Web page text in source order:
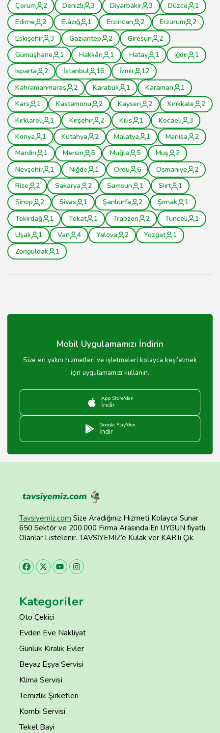
Çorum 2 Denizli 3 Diyarbakır 3 Düzce
1
Edirne
2 Elâzığ 1 Erzincan 2 Erzurum
2
Eskişehir
3 Gaziantep 2 Giresun
2
Gümüşhane
1 Hakkâri 1 Hatay 1 Iğdır
1
Isparta
2 İstanbul 16 İzmir
12
Kahramanmaraş
2 Karabük 1 Karaman
1
Kars
1 Kastamonu 2 Kayseri 2 Kırıkkale
2
Kırklareli
1 Kırşehir 2 Kilis 1 Kocaeli
3
Konya
1 Kütahya 2 Malatya 1 Manisa
2
Mardin
1 Mersin 5 Muğla 5 Muş
2
Nevşehir
1 Niğde 1 Ordu 6 Osmaniye
2
Rize
2 Sakarya 2 Samsun 1 Siirt
1
Sinop
2 Sivas 1 Şanlıurfa 2 Şırnak
1
Tekirdağ
1 Tokat 1 Trabzon 2 Tunceli
1
Uşak
1 Van 4 Yalova 2 Yozgat
1
Zonguldak
1
Mobil Uygulamamızı İndirin
Size en yakın hizmetleri ve işletmeleri kolayca keşfetmek
için uygulamamızı kullanın.
App Store'dan
İndir
Google Play'den
İndir
Tavsiyemiz.com Size Aradığınız Hizmeti Kolayca Sunar
650 Sektör ve 200.000 Firma Arasında En UYGUN fiyatlı
Olanlar Listelenir. TAVSİYEMİZ’e Kulak ver KAR’lı Çık.
Kategoriler
Oto Çekici
Evden Eve Nakliyat
Günlük Kiralık Evler
Beyaz Eşya Servisi
Klima Servisi
Temizlik Şirketleri
Kombi Servisi
Tekel Bayi